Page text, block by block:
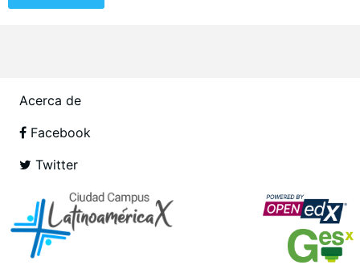
Acerca de
Facebook
Twitter